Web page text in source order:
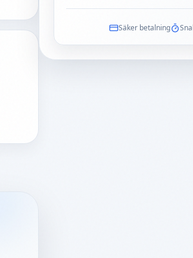
Säker betalning